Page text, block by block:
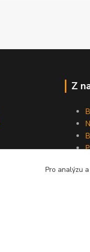
Z
Pro analýzu